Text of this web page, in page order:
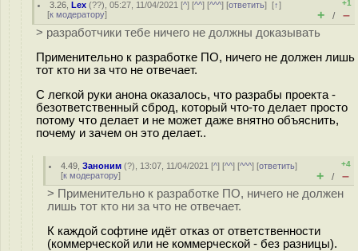
3.26 ,Lex (??), 05:27, 11/04/2021 [^] [^^] [^^^] [ответить][↑]
[к модератору]
+1
+ / –
> разработчики тебе ничего не должны доказывать
Применительно к разработке ПО, ничего не должен лишь
тот кто ни за что не отвечает.
С легкой руки анона оказалось, что разрабы проекта -
безответственный сброд, который что-то делает просто
потому что делает и не может даже внятно объяснить,
почему и зачем он это делает..
4.49 ,Заноним (?), 13:07, 11/04/2021 [^] [^^] [^^^] [ответить]
[к модератору]
+4
+ / –
> Применительно к разработке ПО, ничего не должен
лишь тот кто ни за что не отвечает.
К каждой софтине идёт отказ от ответственности
(коммерческой или не коммерческой - без разницы).